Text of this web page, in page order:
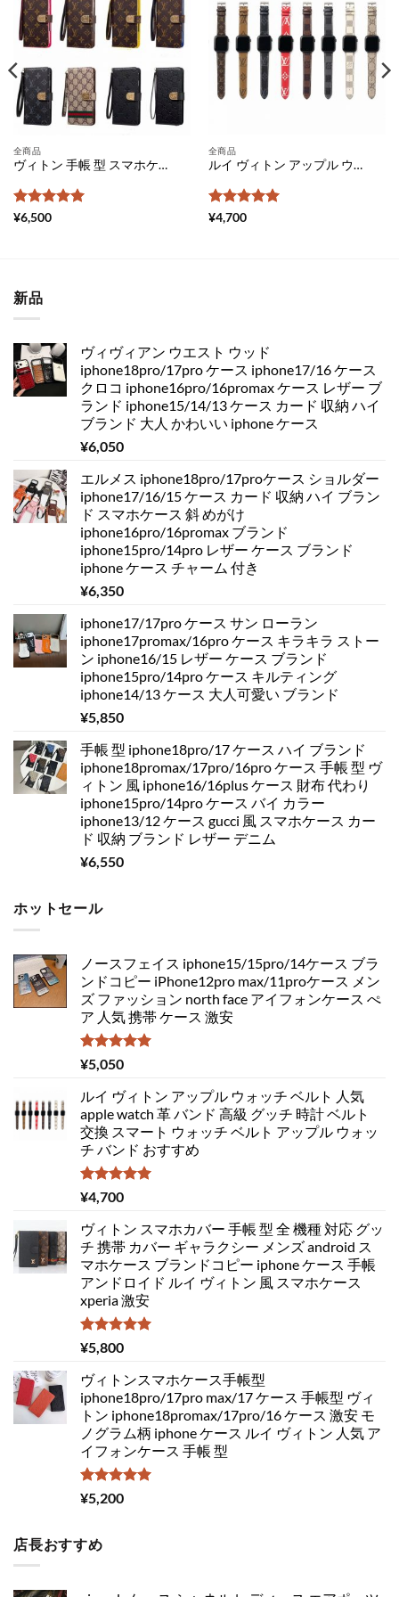
全商品
ヴィトン 手帳 型 スマホケース 全 機種 対応 xperia ケース おしゃれ ギャラクシーケース かわいい アンドロイド スマホケース gucci コピー エクスペリア 携帯 カバー aquos センス 3 iphone ケース 手帳 メンズ 激安
5段階中
¥6,500
全商品
ルイ ヴィトン アップル ウォッチ ベルト 人気 apple watch 革 バンド 高級 グッチ 時計 ベルト 交換 スマート ウォッチ ベルト アップル ウォッチ バンド おすすめ
5段階中
¥4,700
新品
ヴィヴィアン ウエスト ウッド
iphone18pro/17pro ケース iphone17/16 ケース
クロコ iphone16pro/16promax ケース レザー ブ
ランド iphone15/14/13 ケース カード 収納 ハイ
ブランド 大人 かわいい iphone ケース
¥6,050
エルメス iphone18pro/17proケース ショルダー
iphone17/16/15 ケース カード 収納 ハイ ブラン
ド スマホケース 斜 めがけ
iphone16pro/16promax ブランド
iphone15pro/14pro レザー ケース ブランド
iphone ケース チャーム 付き
¥6,350
iphone17/17pro ケース サン ローラン
iphone17promax/16pro ケース キラキラ ストー
ン iphone16/15 レザー ケース ブランド
iphone15pro/14pro ケース キルティング
iphone14/13 ケース 大人可愛い ブランド
¥5,850
手帳 型 iphone18pro/17 ケース ハイ ブランド
iphone18promax/17pro/16pro ケース 手帳 型 ヴ
ィトン 風 iphone16/16plus ケース 財布 代わり
iphone15pro/14pro ケース バイ カラー
iphone13/12 ケース gucci 風 スマホケース カー
ド 収納 ブランド レザー デニム
¥6,550
ホットセール
ノースフェイス iphone15/15pro/14ケース ブラ
ンドコピー iPhone12pro max/11proケース メン
ズ ファッション north face アイフォンケース ぺ
ア 人気 携帯 ケース 激安
5段階中
5.00
¥5,050
ルイ ヴィトン アップル ウォッチ ベルト 人気
apple watch 革 バンド 高級 グッチ 時計 ベルト
交換 スマート ウォッチ ベルト アップル ウォッ
チ バンド おすすめ
5段階中
5.00
¥4,700
ヴィトン スマホカバー 手帳 型 全 機種 対応 グッ
チ 携帯 カバー ギャラクシー メンズ android ス
マホケース ブランドコピー iphone ケース 手帳
アンドロイド ルイ ヴィトン 風 スマホケース
xperia 激安
5段階中
5.00
¥5,800
ヴィトンスマホケース手帳型
iphone18pro/17pro max/17 ケース 手帳型 ヴィ
トン iphone18promax/17pro/16 ケース 激安 モ
ノグラム柄 iphone ケース ルイ ヴィトン 人気 ア
イフォンケース 手帳 型
5段階中
5.00
¥5,200
店長おすすめ